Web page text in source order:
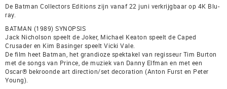
De Batman Collectors Editions zijn vanaf 22 juni verkrijgbaar op 4K Blu-
ray.
BATMAN (1989) SYNOPSIS
Jack Nicholson speelt de Joker, Michael Keaton speelt de Caped
Crusader en Kim Basinger speelt Vicki Vale.
De film heet Batman, het grandioze spektakel van regisseur Tim Burton
met de songs van Prince, de muziek van Danny Elfman en met een
Oscar® bekroonde art direction/set decoration (Anton Furst en Peter
Young).